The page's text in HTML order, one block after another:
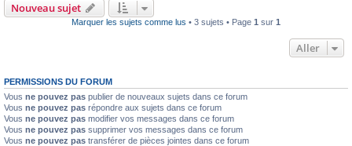
Nouveau sujet
Marquer les sujets comme lus • 3 sujets • Page 1 sur 1
Aller
PERMISSIONS DU FORUM
Vous ne pouvez pas publier de nouveaux sujets dans ce forum
Vous ne pouvez pas répondre aux sujets dans ce forum
Vous ne pouvez pas modifier vos messages dans ce forum
Vous ne pouvez pas supprimer vos messages dans ce forum
Vous ne pouvez pas transférer de pièces jointes dans ce forum